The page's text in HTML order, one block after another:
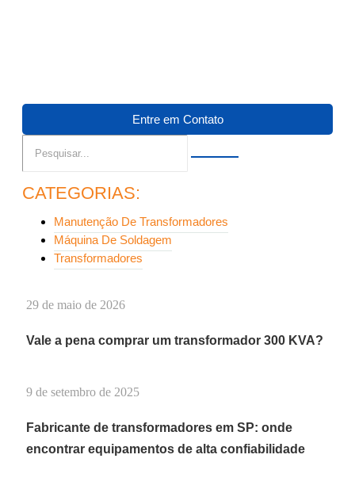
29 de maio de 2026
Vale a pena comprar um transformador 300 KVA?
9 de setembro de 2025
Fabricante de transformadores em SP: onde
encontrar equipamentos de alta confiabilidade
Entre em Contato
CATEGORIAS:
Manutenção De Transformadores
Máquina De Soldagem
Transformadores